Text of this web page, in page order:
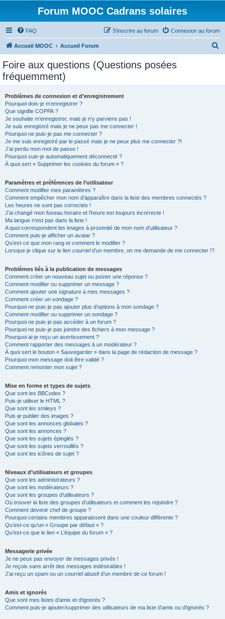
Forum MOOC Cadrans solaires
FAQ Connexion au forum
S’inscrire au forum
Accueil MOOC Accueil Forum
Foire aux questions (Questions posées
fréquemment)
Problèmes de connexion et d’enregistrement
Pourquoi dois-je m’enregistrer ?
Que signifie COPPA ?
Je souhaite m’enregistrer, mais je n’y parviens pas !
Je suis enregistré mais je ne peux pas me connecter !
Pourquoi ne puis-je pas me connecter ?
Je me suis enregistré par le passé mais je ne peux plus me connecter ?!
J’ai perdu mon mot de passe !
Pourquoi suis-je automatiquement déconnecté ?
À quoi sert « Supprimer les cookies du forum » ?
Paramètres et préférences de l’utilisateur
Comment modifier mes paramètres ?
Comment empêcher mon nom d’apparaître dans la liste des membres connectés ?
Les heures ne sont pas correctes !
J’ai changé mon fuseau horaire et l’heure est toujours incorrecte !
Ma langue n’est pas dans la liste !
A quoi correspondent les images à proximité de mon nom d’utilisateur ?
Comment puis-je afficher un avatar ?
Qu’est-ce que mon rang et comment le modifier ?
Lorsque je clique sur le lien courrield’un membre, on me demande de me connecter !?
Problèmes liés à la publication de messages
Comment créer un nouveau sujet ou poster une réponse ?
Comment modifier ou supprimer un message ?
Comment ajouter une signature à mes messages ?
Comment créer un sondage ?
Pourquoi ne puis-je pas ajouter plus d’options à mon sondage ?
Comment modifier ou supprimer un sondage ?
Pourquoi ne puis-je pas accéder à un forum ?
Pourquoi ne puis-je pas joindre des fichiers à mon message ?
Pourquoi ai-je reçu un avertissement ?
Comment rapporter des messages à un modérateur ?
À quoi sert le bouton « Sauvegarder » dans la page de rédaction de message ?
Pourquoi mon message doit être validé ?
Comment remonter mon sujet ?
Mise en forme et types de sujets
Que sont les BBCodes ?
Puis-je utiliser le HTML ?
Que sont les smileys ?
Puis-je publier des images ?
Que sont les annonces globales ?
Que sont les annonces ?
Que sont les sujets épinglés ?
Que sont les sujets verrouillés ?
Que sont les icônes de sujet ?
Niveaux d’utilisateurs et groupes
Que sont les administrateurs ?
Que sont les modérateurs ?
Que sont les groupes d’utilisateurs ?
Où trouver la liste des groupes d’utilisateurs et comment les rejoindre ?
Comment devenir chef de groupe ?
Pourquoi certains membres apparaissent dans une couleur différente ?
Qu’est-ce qu’un « Groupe par défaut » ?
Qu’est-ce que le lien « L’équipe du forum » ?
Messagerie privée
Je ne peux pas envoyer de messages privés !
Je reçois sans arrêt des messages indésirables !
J’ai reçu un spam ou un courriel abusif d’un membre de ce forum !
Amis et ignorés
Que sont mes listes d’amis et d’ignorés ?
Comment puis-je ajouter/supprimer des utilisateurs de ma liste d’amis ou d’ignorés ?